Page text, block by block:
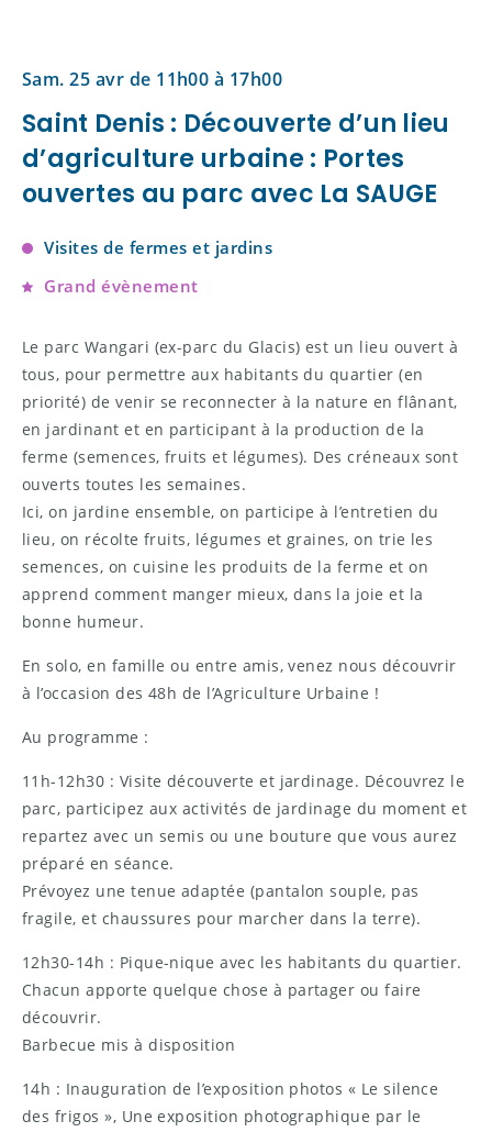
Sam. 25 avr de 11h00 à 17h00
Saint Denis : Découverte d’un lieu
d’agriculture urbaine : Portes
ouvertes au parc avec La SAUGE
Visites de fermes et jardins
Grand évènement
Le parc Wangari (ex-parc du Glacis) est un lieu ouvert à
tous, pour permettre aux habitants du quartier (en
priorité) de venir se reconnecter à la nature en flânant,
en jardinant et en participant à la production de la
ferme (semences, fruits et légumes). Des créneaux sont
ouverts toutes les semaines.
Ici, on jardine ensemble, on participe à l’entretien du
lieu, on récolte fruits, légumes et graines, on trie les
semences, on cuisine les produits de la ferme et on
apprend comment manger mieux, dans la joie et la
bonne humeur.
En solo, en famille ou entre amis, venez nous découvrir
à l’occasion des 48h de l’Agriculture Urbaine !
Au programme :
11h-12h30 : Visite découverte et jardinage. Découvrez le
parc, participez aux activités de jardinage du moment et
repartez avec un semis ou une bouture que vous aurez
préparé en séance.
Prévoyez une tenue adaptée (pantalon souple, pas
fragile, et chaussures pour marcher dans la terre).
12h30-14h : Pique-nique avec les habitants du quartier.
Chacun apporte quelque chose à partager ou faire
découvrir.
Barbecue mis à disposition
14h : Inauguration de l’exposition photos « Le silence
des frigos », Une exposition photographique par le